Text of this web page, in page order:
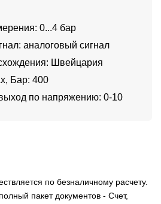
0...4 бар
аналоговый сигнал
Швейцария
Бар: 400
по напряжению: 0-10
по безналичному расчету.
пакет документов - Счет,